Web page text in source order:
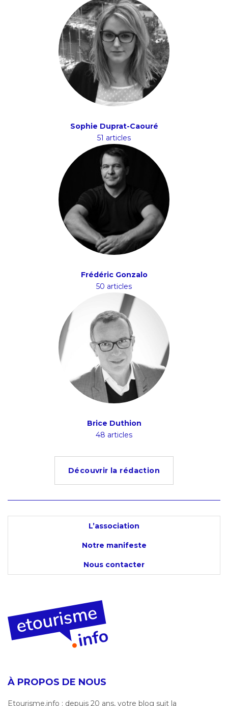
Sophie Duprat-Caouré
51 articles
Frédéric Gonzalo
50 articles
Brice Duthion
48 articles
Découvrir la rédaction
L’association
Notre manifeste
Nous contacter
À PROPOS DE NOUS
Etourisme.info : depuis 20 ans, votre blog suit la